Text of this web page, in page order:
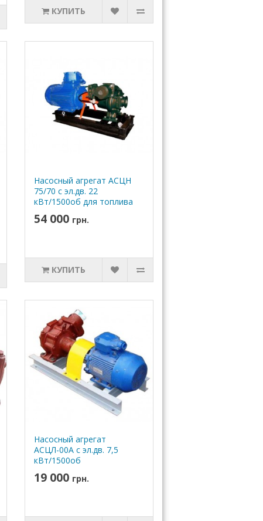
КУПИТЬ
Насосный агрегат АСЦН
75/70 с эл.дв. 22
кВт/1500об для топлива
54 000 грн.
КУПИТЬ
Насосный агрегат
АСЦЛ-00А с эл.дв. 7,5
кВт/1500об
19 000 грн.